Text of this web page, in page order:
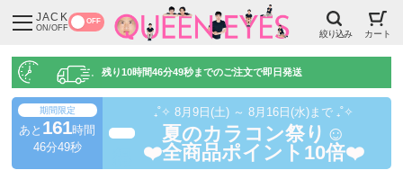
JACK
ON/OFF
OFF
絞り込み カート
残り10時間46分48秒までのご注文で即日発送
期間限定
あと 161時間
46分48秒
₊˚✧ 8月9日(土) ～ 8月16日(水)まで ₊˚✧
夏のカラコン祭り☺️
❤️全商品ポイント10倍❤️